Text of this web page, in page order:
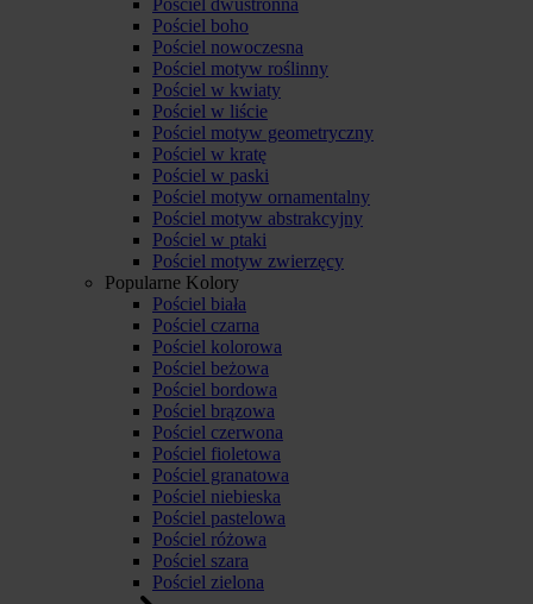
Pościel dwustronna
Pościel boho
Pościel nowoczesna
Pościel motyw roślinny
Pościel w kwiaty
Pościel w liście
Pościel motyw geometryczny
Pościel w kratę
Pościel w paski
Pościel motyw ornamentalny
Pościel motyw abstrakcyjny
Pościel w ptaki
Pościel motyw zwierzęcy
Popularne Kolory
Pościel biała
Pościel czarna
Pościel kolorowa
Pościel beżowa
Pościel bordowa
Pościel brązowa
Pościel czerwona
Pościel fioletowa
Pościel granatowa
Pościel niebieska
Pościel pastelowa
Pościel różowa
Pościel szara
Pościel zielona